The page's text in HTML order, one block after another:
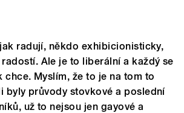
radují, někdo exhibicionisticky,
Ale je to liberální a každý se
chce. Myslím, že to je na tom to
byly průvody stovkové a poslední
už to nejsou jen gayové a